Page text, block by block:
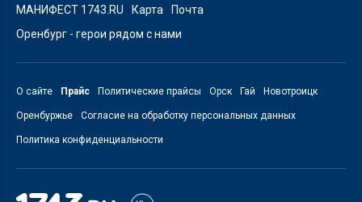
МАНИФЕСТ 1743.RU
Карта
Почта
Оренбург - герои рядом с нами
О сайте Прайс Политические прайсы Орск Гай Новотроицк
Оренбуржье Согласие на обработку персональных данных
Политика конфиденциальности